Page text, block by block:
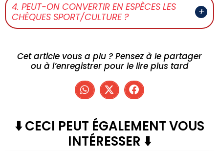
4. PEUT-ON CONVERTIR EN ESPÈCES LES
CHÈQUES SPORT/CULTURE ?
Cet article vous a plu ? Pensez à le partager
ou à l’enregistrer pour le lire plus tard
⬇️ CECI PEUT ÉGALEMENT VOUS
INTÉRESSER ⬇️